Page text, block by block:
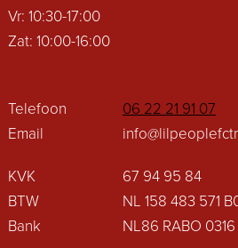
Vr: 10:30-17:00
Zat: 10:00-16:00
Telefoon
06 22 21 91 07
Email
KVK
67 94 95 84
BTW
NL 158 483 571
Bank
NL86 RABO 0316